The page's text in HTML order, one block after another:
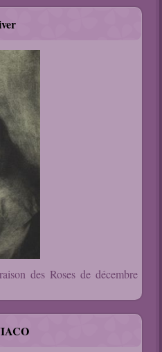
des Roses de décembre